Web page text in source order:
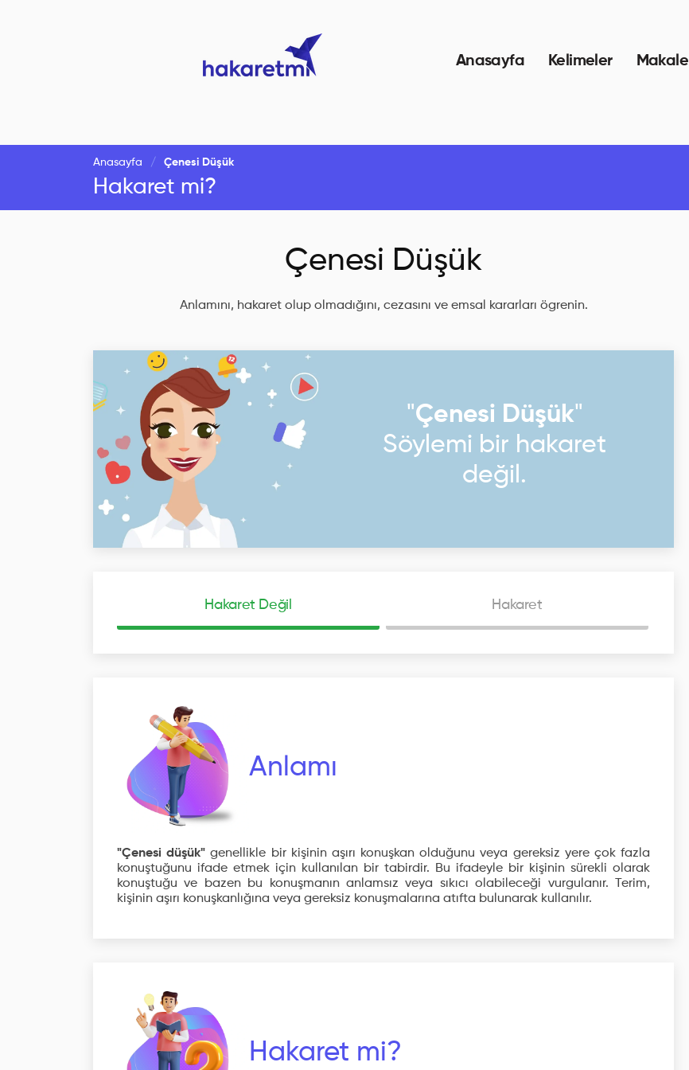
Anasayfa Kelimeler Makale
Anasayfa Çenesi Düşük
Hakaret mi?
Çenesi Düşük
Anlamını, hakaret olup olmadığını, cezasını ve emsal kararları ögrenin.
"Çenesi Düşük"
Söylemi bir hakaret
değil.
Hakaret Değil Hakaret
Anlamı
"Çenesi düşük" genellikle bir kişinin aşırı konuşkan olduğunu veya gereksiz yere çok fazla
konuştuğunu ifade etmek için kullanılan bir tabirdir. Bu ifadeyle bir kişinin sürekli olarak
konuştuğu ve bazen bu konuşmanın anlamsız veya sıkıcı olabileceği vurgulanır. Terim,
kişinin aşırı konuşkanlığına veya gereksiz konuşmalarına atıfta bulunarak kullanılır.
Hakaret mi?